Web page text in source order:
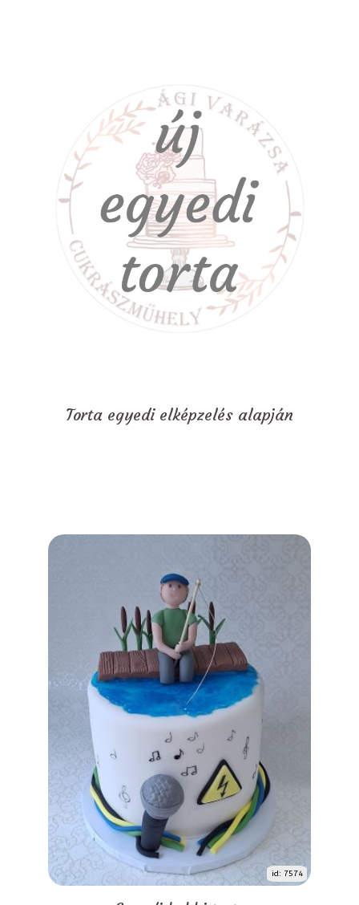
Torta egyedi elképzelés alapján
id: 7574